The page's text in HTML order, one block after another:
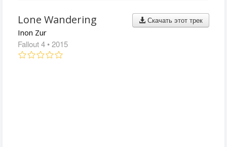
Скачать этот трек
Lone Wandering
Inon Zur
Fallout 4 • 2015